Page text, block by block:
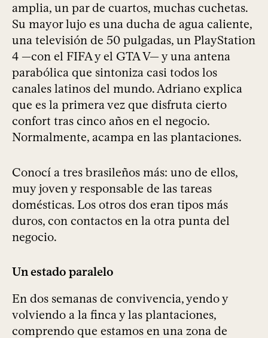
amplia, un par de cuartos, muchas cuchetas.
Su mayor lujo es una ducha de agua caliente,
una televisión de 50 pulgadas, un PlayStation
4 —con el FIFA y el GTA V— y una antena
parabólica que sintoniza casi todos los
canales latinos del mundo. Adriano explica
que es la primera vez que disfruta cierto
confort tras cinco años en el negocio.
Normalmente, acampa en las plantaciones.
Conocí a tres brasileños más: uno de ellos,
muy joven y responsable de las tareas
domésticas. Los otros dos eran tipos más
duros, con contactos en la otra punta del
negocio.
Un estado paralelo
En dos semanas de convivencia, yendo y
volviendo a la finca y las plantaciones,
comprendo que estamos en una zona de